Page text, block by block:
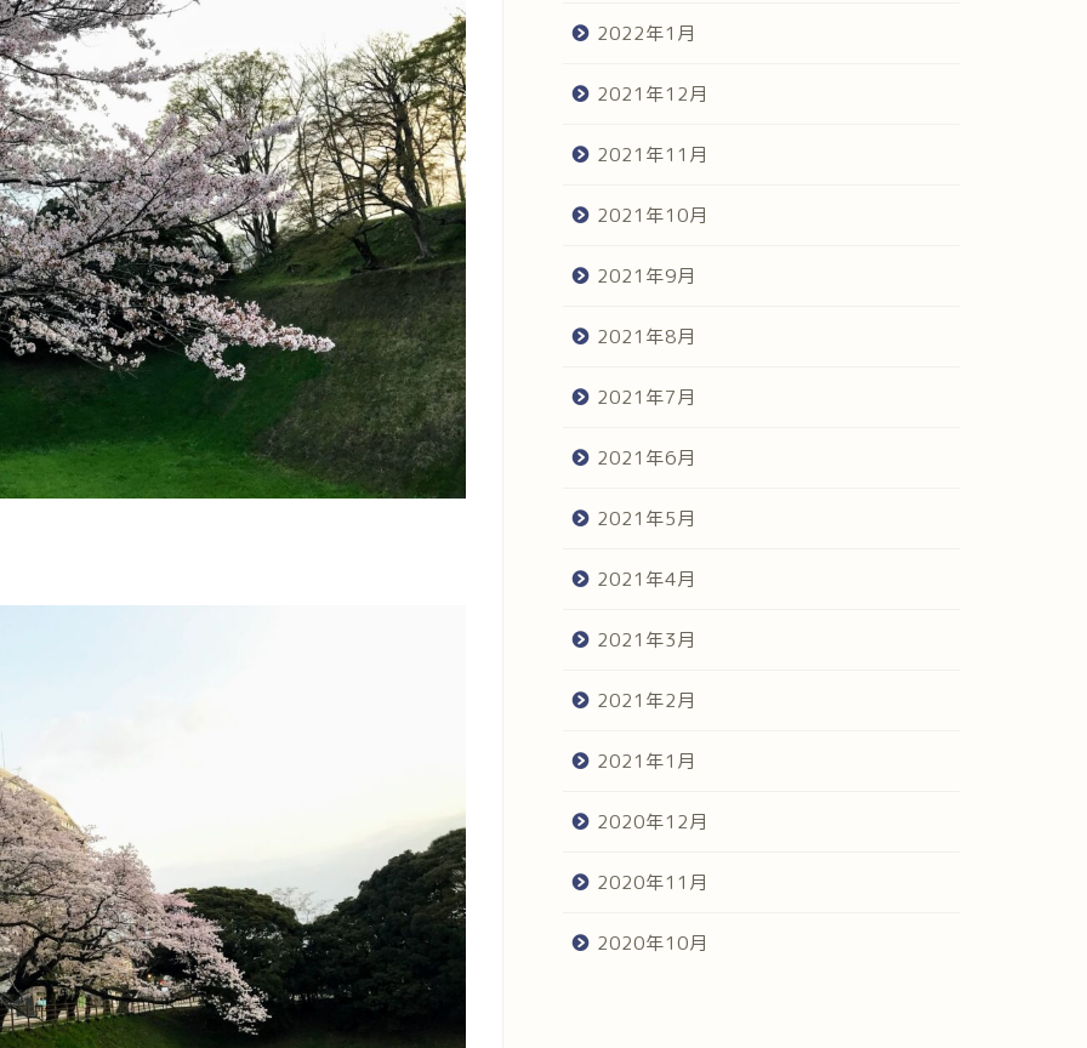
2022年1月
2021年12月
2021年11月
2021年10月
2021年9月
2021年8月
2021年7月
2021年6月
2021年5月
2021年4月
2021年3月
2021年2月
2021年1月
2020年12月
2020年11月
2020年10月